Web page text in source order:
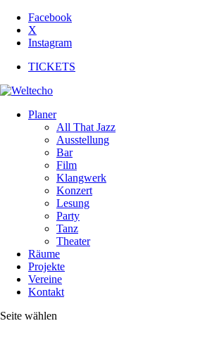
Facebook
X
Instagram
TICKETS
Planer
All That Jazz
Ausstellung
Bar
Film
Klangwerk
Konzert
Lesung
Party
Tanz
Theater
Räume
Projekte
Vereine
Kontakt
Seite wählen